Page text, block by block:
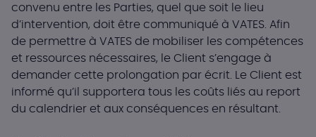
convenu entre les Parties, quel que soit le lieu
d’intervention, doit être communiqué à VATES. Afin
de permettre à VATES de mobiliser les compétences
et ressources nécessaires, le Client s’engage à
demander cette prolongation par écrit. Le Client est
informé qu’il supportera tous les coûts liés au report
du calendrier et aux conséquences en résultant.